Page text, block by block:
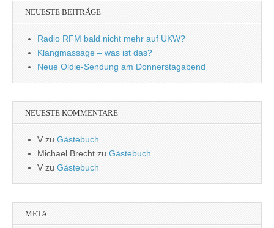
NEUESTE BEITRÄGE
Radio RFM bald nicht mehr auf UKW?
Klangmassage – was ist das?
Neue Oldie-Sendung am Donnerstagabend
NEUESTE KOMMENTARE
V zu Gästebuch
Michael Brecht zu Gästebuch
Vzu Gästebuch
META